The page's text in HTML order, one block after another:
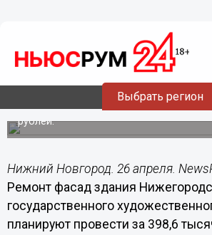
Выбрать регион
В Нижнем Новгороде
фасад здания
на Верхне-Волжской
На ремонт фасада НГХМ выделят
рублей.
Нижний Новгород. 26 апреля.
Ремонт фасад здания
государственного
планируют провести за 398,6